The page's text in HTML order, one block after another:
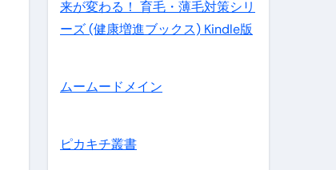
来が変わる！ 育毛・薄毛対策シリ
ーズ (健康増進ブックス) Kindle版
ムームードメイン
ピカキチ叢書